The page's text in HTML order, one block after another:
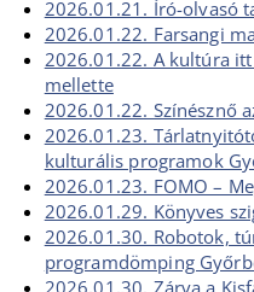
2026.01.21. Író-olvasó
2026.01.22. Farsangi
2026.01.22. A kultúra
mellette
2026.01.22. Színésznő
2026.01.23.
kulturális programok
2026.01.23. FOMO –
2026.01.29. Könyves
2026.01.30. Robotok,
programdömping
2026.01.30. Zárva a